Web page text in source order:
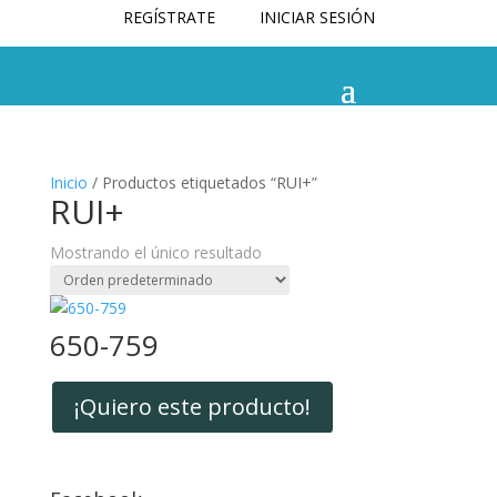
REGÍSTRATE INICIAR SESIÓN
Inicio / Productos etiquetados “RUI+”
RUI+
Mostrando el único resultado
650-759
¡Quiero este producto!